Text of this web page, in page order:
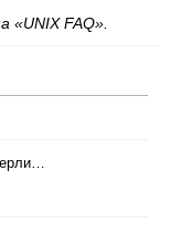
«UNIX FAQ».